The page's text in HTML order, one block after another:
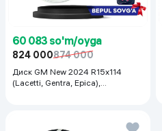
60 083 so'm/oyga
824 000874 000
Диск GM New 2024 R15x114
(Lacetti, Gentra, Epica),